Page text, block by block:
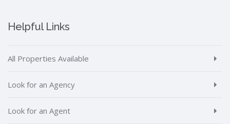
Helpful Links
All Properties Available
Look for an Agency
Look for an Agent